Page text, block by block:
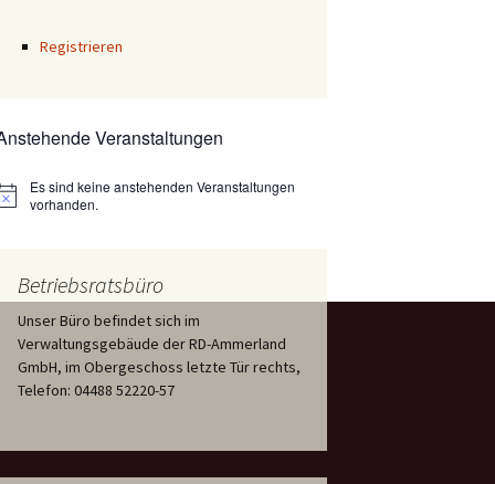
Registrieren
Veranstaltungen
Es sind keine anstehenden Veranstaltungen
vorhanden.
Betriebsratsbüro
Unser Büro befindet sich im
Verwaltungsgebäude der RD-Ammerland
GmbH, im Obergeschoss letzte Tür rechts,
Telefon: 04488 52220-57